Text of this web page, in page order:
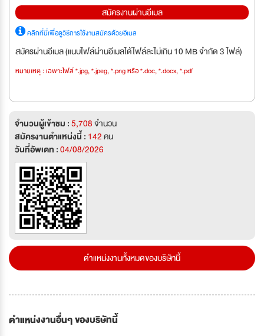
สมัครงานผ่านอีเมล
คลิกที่นี่เพื่อดูวิธีการใช้งานสมัครด้วยอีเมล
สมัครผ่านอีเมล (แนบไฟล์ผ่านอีเมลได้ไฟล์ละไม่เกิน 10 MB จำกัด 3 ไฟล์)
หมายเหตุ : เฉพาะไฟล์ *.jpg, *.jpeg, *.png หรือ *.doc, *.docx, *.pdf
จำนวนผู้เข้าชม :5,708จำนวน
สมัครงานตำแหน่งนี้ : 142คน
วันที่อัพเดท :04/08/2026
ตำแหน่งงานทั้งหมดของบริษัทนี้
ตำแหน่งงานอื่นๆ ของบริษัทนี้